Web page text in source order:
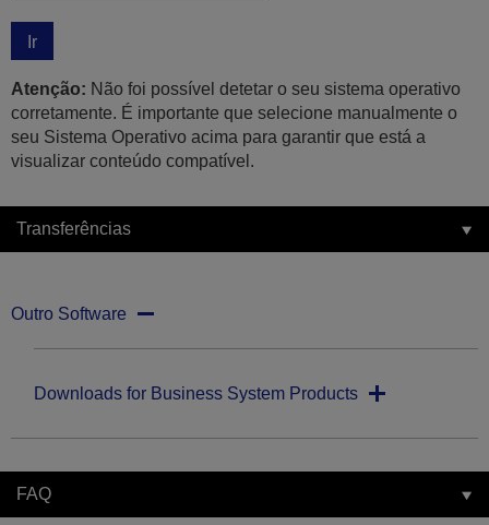
Ir
Atenção: Não foi possível detetar o seu sistema operativo
corretamente. É importante que selecione manualmente o
seu Sistema Operativo acima para garantir que está a
visualizar conteúdo compatível.
Transferências
Outro Software
Downloads for Business System Products
FAQ